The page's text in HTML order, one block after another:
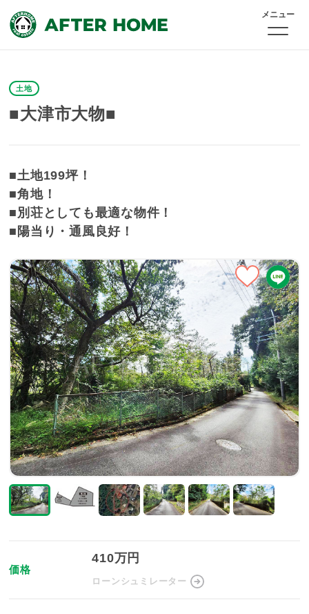
メニュー
土地
■大津市大物■
■土地199坪！
■角地！
■別荘としても最適な物件！
■陽当り・通風良好！
価格
410万円
ローンシュミレーター